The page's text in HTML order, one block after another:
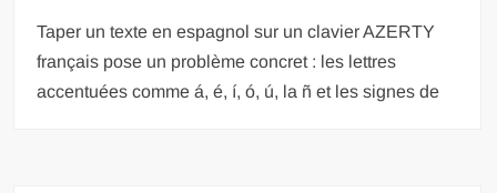
Taper un texte en espagnol sur un clavier AZERTY
français pose un problème concret : les lettres
accentuées comme á, é, í, ó, ú, la ñ et les signes de